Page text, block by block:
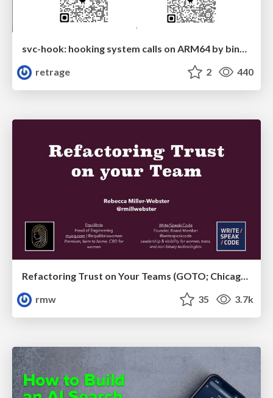
svc-hook: hooking system calls on ARM64 by binary rewriting
retrage
2 440
rmw
35 3.7k